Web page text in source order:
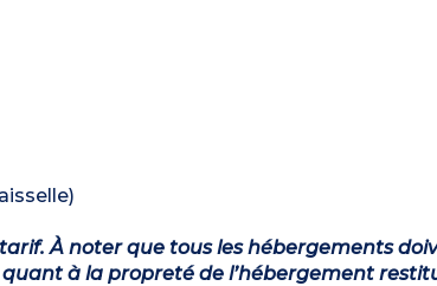
À noter que tous les hébergements
à la propreté de l’hébergement